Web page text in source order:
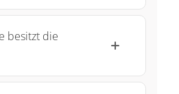
besitzt die